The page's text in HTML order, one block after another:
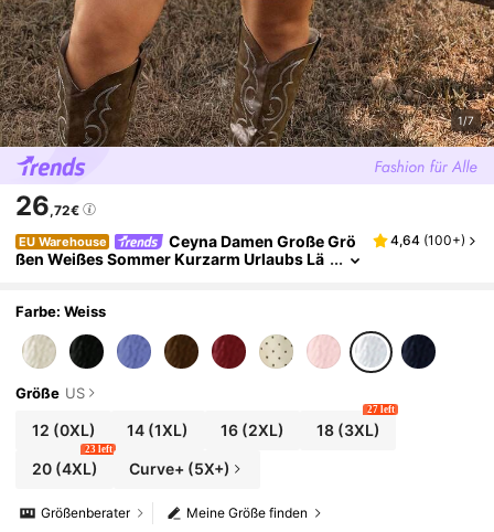
1/7
26,72€
EU Warehouse
Ceyna Damen Große Grö
ßen Weißes Sommer Kurzarm Urlaubs Lä
4,64 (100+)
Farbe: Weiss
Größe US
12 (0XL) 14 (1XL) 16(2XL) 18(3XL)
27 left
20(4XL)
23 left
Curve+ (5X+)
Meine Größe finden
Größenberater